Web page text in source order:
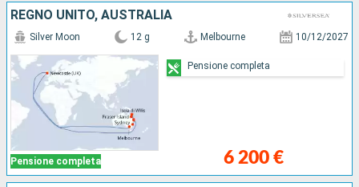
REGNO UNITO, AUSTRALIA
Pensione completa
Silver Moon 12 g Melbourne 10/12/2027
6 200 €
Pensione completa